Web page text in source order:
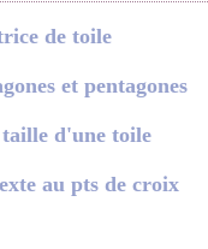
de toile
et pentagones
d'une toile
au pts de croix